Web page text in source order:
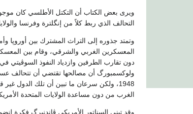
ويرى بعض الكتاب أن التكتل الأطلسي كان
التحالف الذي ربط كلاً من إنگلترة وفرنسا
وتمتد جذوره إلى التراث المشترك بين أوروپا
المعسكرين الغربي والشرقي، وقام بين
دون تقارب الطرفين وازدياد النفوذ السوڤيتي
1948، ولكن سرعان ما تبين أن تلك الدول
الغرب من دون مساعدة الولايات المتحدة
وقد تبنى السناتور الأمريكي ڤاندنبرگ فكرة